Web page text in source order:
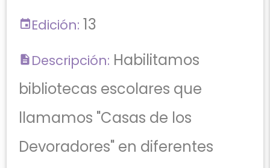
Edición: 13
Descripción: Habilitamos
bibliotecas escolares que
llamamos "Casas de los
Devoradores" en diferentes